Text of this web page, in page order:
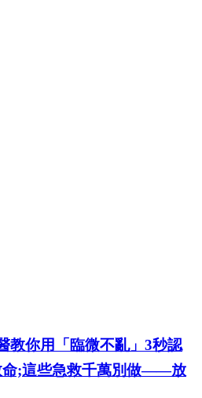
教你用「臨微不亂」3秒認
命;這些急救千萬別做——放